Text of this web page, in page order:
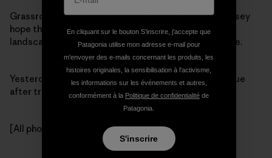
Grassroots activism takes many forms. Daniel and Casey
hope their efforts will literally change the political
landscape — the landscaping around the White House.
Yesterday, the pair arrived
at 1600 Pennsylvania Avenue
after traveling for three months through 25 states.
[All photos by Free]
En cliquant sur le bouton S’inscrire, j'accepte que
Patagonia utilise mon adresse e-mail pour
m'envoyer des e-mails concernant les produits, les
histoires originales, la sensibilisation à l'activisme,
les informations sur les événements et autres,
conformément à la Politique de confidentialité de
Patagonia.
S'inscrire